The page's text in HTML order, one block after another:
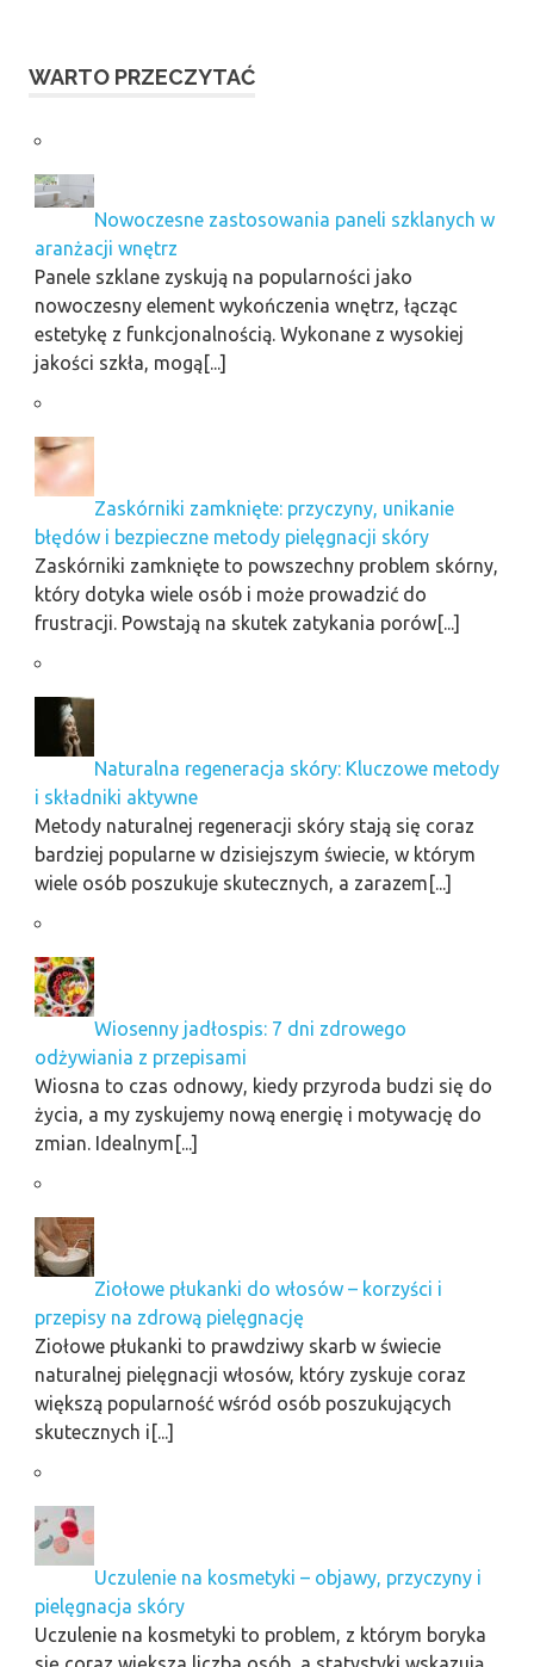
WARTO PRZECZYTAĆ
Nowoczesne zastosowania paneli szklanych w
aranżacji wnętrz
Panele szklane zyskują na popularności jako
nowoczesny element wykończenia wnętrz, łącząc
estetykę z funkcjonalnością. Wykonane z wysokiej
jakości szkła, mogą[...]
Zaskórniki zamknięte: przyczyny, unikanie
błędów i bezpieczne metody pielęgnacji skóry
Zaskórniki zamknięte to powszechny problem skórny,
który dotyka wiele osób i może prowadzić do
frustracji. Powstają na skutek zatykania porów[...]
Naturalna regeneracja skóry: Kluczowe metody
i składniki aktywne
Metody naturalnej regeneracji skóry stają się coraz
bardziej popularne w dzisiejszym świecie, w którym
wiele osób poszukuje skutecznych, a zarazem[...]
Wiosenny jadłospis: 7 dni zdrowego
odżywiania z przepisami
Wiosna to czas odnowy, kiedy przyroda budzi się do
życia, a my zyskujemy nową energię i motywację do
zmian. Idealnym[...]
Ziołowe płukanki do włosów – korzyści i
przepisy na zdrową pielęgnację
Ziołowe płukanki to prawdziwy skarb w świecie
naturalnej pielęgnacji włosów, który zyskuje coraz
większą popularność wśród osób poszukujących
skutecznych i[...]
Uczulenie na kosmetyki – objawy, przyczyny i
pielęgnacja skóry
Uczulenie na kosmetyki to problem, z którym boryka